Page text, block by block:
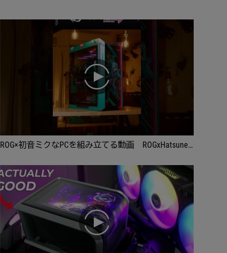
play
ROG×初音ミクなPCを組み立てる動画 ROGxHatsuneMiku #ROG #自作pc #ゲーミングPC #asmr #PR #初音ミク
play